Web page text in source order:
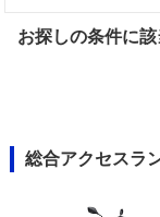
お探しの条件に
総合アクセスラ